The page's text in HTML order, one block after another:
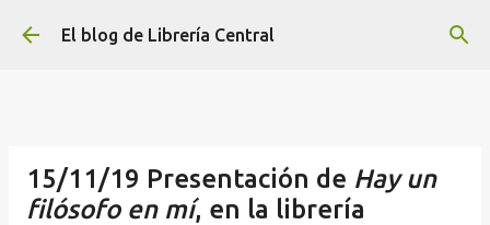
Ir al contenido principal
El blog de Librería Central
15/11/19 Presentación de Hay un
filósofo en mí, en la librería